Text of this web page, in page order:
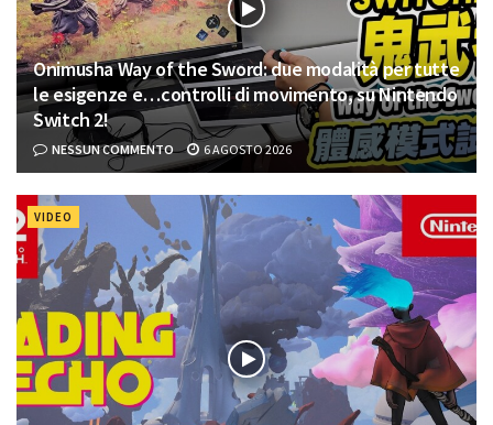
Onimusha Way of the Sword: due modalità per tutte
le esigenze e…controlli di movimento, su Nintendo
Switch 2!
NESSUN COMMENTO 6 AGOSTO 2026
VIDEO